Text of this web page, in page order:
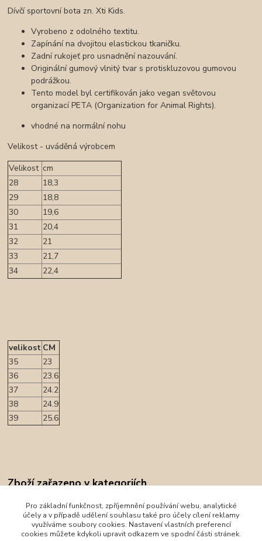
Dívčí sportovní bota zn. Xti Kids.
Vyrobeno z odolného textitu.
Zapínání na dvojitou elastickou tkaničku.
Zadní rukojeť pro usnadnění nazouvání.
Originální gumový vlnitý tvar s protiskluzovou gumovou
podrážkou.
Tento model byl certifikován jako vegan světovou
organizací PETA (Organization for Animal Rights).
vhodné na normální nohu
Velikost - uváděná výrobcem
Velikost cm
28
18,3
29
18,8
30
19,6
31
20,4
32
21
33
21,7
34
22,4
velikost CM
35
23
36
23.6
37
24.2
38
24.9
39
25.6
Zboží zařazeno v kategoriích
Obuv
Celoroční obuv
Pro základní funkčnost, zpříjemnění používání webu, analytické
účely a v případě udělení souhlasu také pro účely cílení reklamy
využíváme soubory cookies. Nastavení vlastních preferencí
cookies můžete kdykoli upravit odkazem ve spodní části stránek.